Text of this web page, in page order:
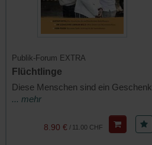
Publik-Forum EXTRA
Flüchtlinge
Diese Menschen sind ein Geschenk
... mehr
11.00 CHF
/
8.90 €